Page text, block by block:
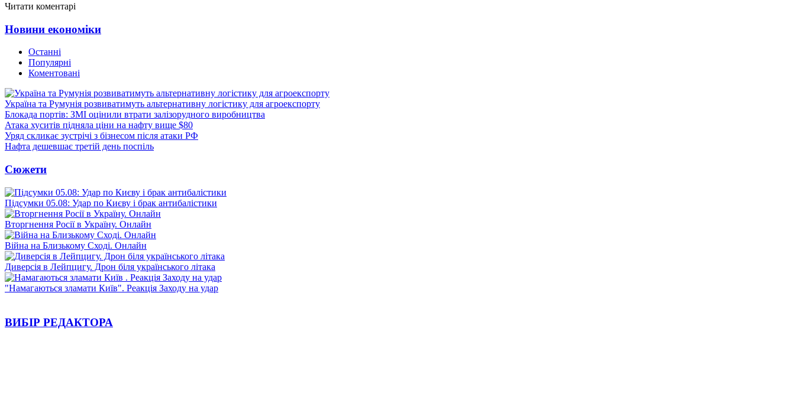
Читати коментарі
Новини економіки
Останні
Популярні
Коментовані
Україна та Румунія розвиватимуть альтернативну логістику для агроекспорту
Блокада портів: ЗМІ оцінили втрати залізорудного виробництва
Атака хуситів підняла ціни на нафту вище $80
Уряд скликає зустрічі з бізнесом після атаки РФ
Нафта дешевшає третій день поспіль
Сюжети
Підсумки 05.08: Удар по Києву і брак антибалістики
Вторгнення Росії в Україну. Онлайн
Війна на Близькому Сході. Онлайн
Диверсія в Лейпцигу. Дрон біля українського літака
"Намагаються зламати Київ". Реакція Заходу на удар
ВИБІР РЕДАКТОРА